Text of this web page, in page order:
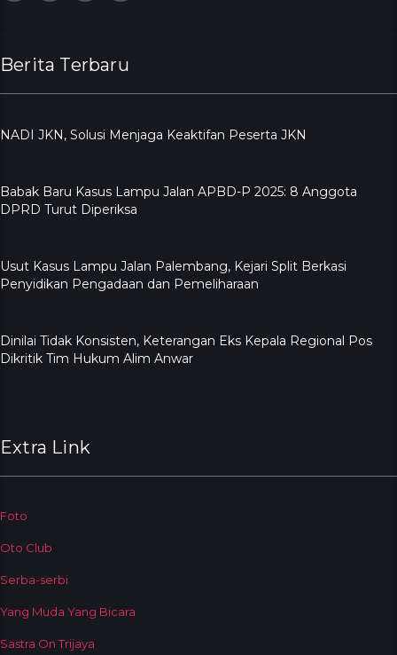
Berita Terbaru
NADI JKN, Solusi Menjaga Keaktifan Peserta JKN
Babak Baru Kasus Lampu Jalan APBD-P 2025: 8 Anggota
DPRD Turut Diperiksa
Usut Kasus Lampu Jalan Palembang, Kejari Split Berkasi
Penyidikan Pengadaan dan Pemeliharaan
Dinilai Tidak Konsisten, Keterangan Eks Kepala Regional Pos
Dikritik Tim Hukum Alim Anwar
Extra Link
Foto
Oto Club
Serba-serbi
Yang Muda Yang Bicara
Sastra On Trijaya